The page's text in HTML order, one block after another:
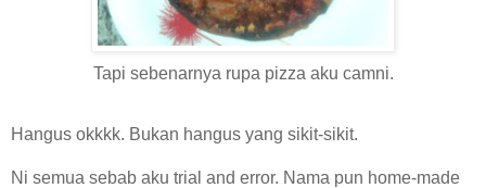
Tapi sebenarnya rupa pizza aku camni.
Hangus okkkk. Bukan hangus yang sikit-sikit.
Ni semua sebab aku trial and error. Nama pun home-made